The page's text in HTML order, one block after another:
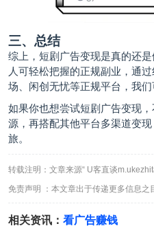
三、总结
综上，短剧广告变现是真的还
人可轻松把握的正规副业，通
场、闲创无忧等正规平台，我
如果你也想尝试短剧广告变现
源，再搭配其他平台多渠道变
旅。
转载注明：文章来源“ U客直谈
免责声明 ：本文章出于传递更多信息之
相关资讯： 看广告赚钱